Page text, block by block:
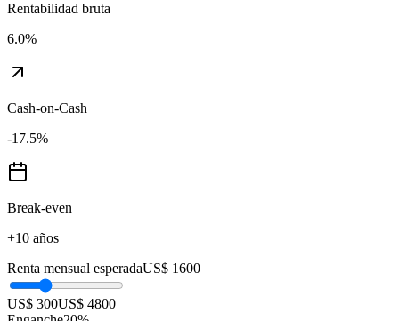
Rentabilidad bruta
6.0%
Cash-on-Cash
-17.5%
Break-even
+10 años
Renta mensual esperadaUS$ 1600
US$ 300US$ 4800